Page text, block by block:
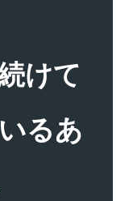
けて
るあ